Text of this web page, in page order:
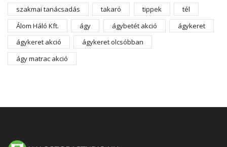
szakmai tanácsadás
takaró tippek
tél
Álom Háló Kft.
ágy ágybetét akció
ágykeret
ágykeret akció
ágykeret olcsóbban
ágy matrac akció